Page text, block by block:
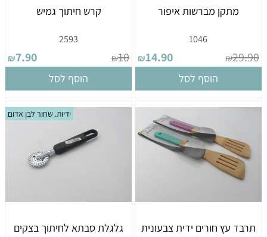
מתקן מברשות איפור
1046
₪29.90
₪14.90
הוסף לסל
קרש חיתוך גמיש
2593
₪10
₪7.90
הוסף לסל
תרבד עץ חורים ידית צבעונית
ידיות. שחור לבן אדום
גלגלת סבתא לחיתוך בצקים